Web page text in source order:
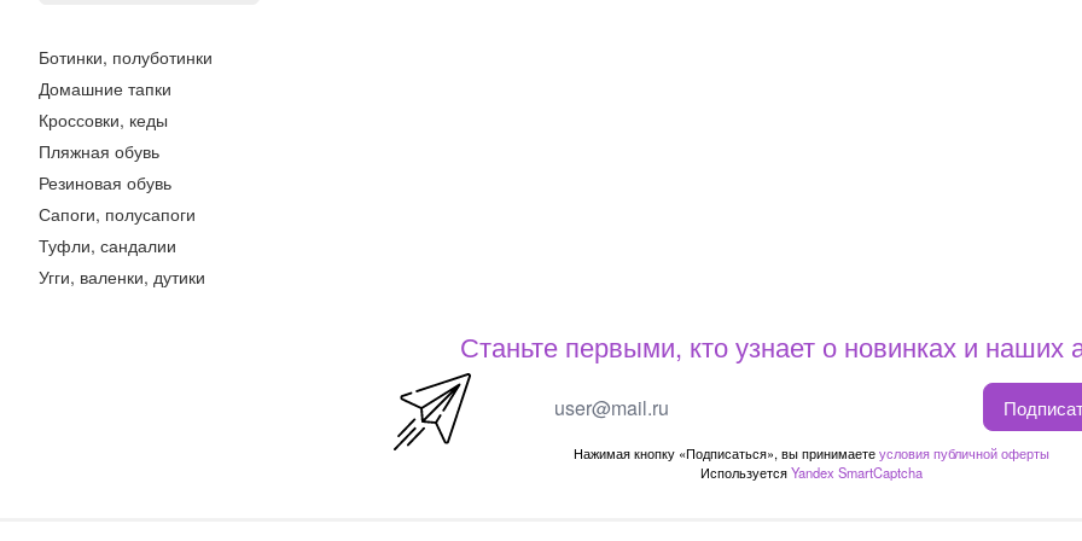
Ботинки, полуботинки
Домашние тапки
Кроссовки, кеды
Пляжная обувь
Резиновая обувь
Сапоги, полусапоги
Туфли, сандалии
Угги, валенки, дутики
Станьте первыми, кто узнает о новинках и наших
Нажимая кнопку «Подписаться», вы принимаетеусловия публичной оферты
ИспользуетсяYandex SmartCaptcha